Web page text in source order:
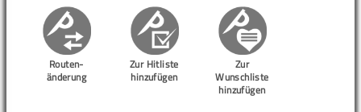
Routen-
änderung
Zur Hitliste
hinzufügen
Zur
Wunschliste
hinzufügen